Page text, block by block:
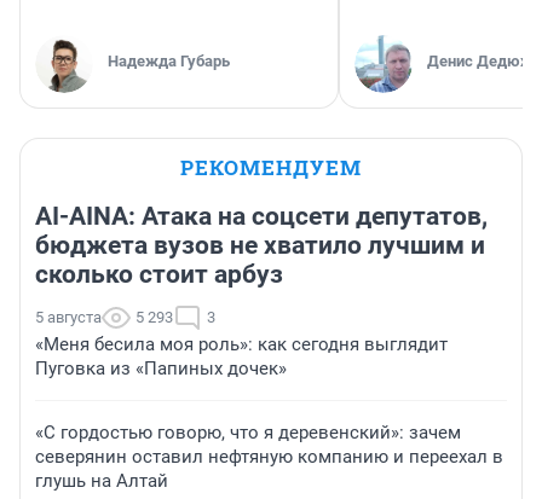
Надежда Губарь Денис
РЕКОМЕНДУЕМ
AI-AINA: Атака на соцсети депутатов,
бюджета вузов не хватило лучшим и
сколько стоит арбуз
5 августа 5 293 3
«Меня бесила моя роль»: как сегодня выглядит
Пуговка из «Папиных дочек»
«С гордостью говорю, что я деревенский»: зачем
северянин оставил нефтяную компанию и переехал в
глушь на Алтай